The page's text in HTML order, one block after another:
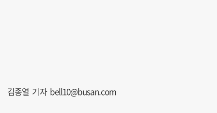
김종열 기자 bell10@busan.com